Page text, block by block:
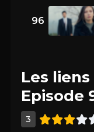
96
Les
Episode
3